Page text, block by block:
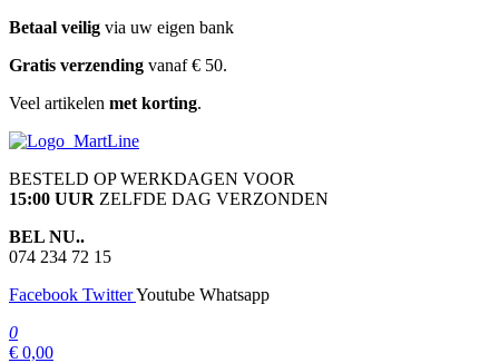
Ga
de
Betaal veilig via uw eigen bank
Gratis verzending vanaf € 50.
Veel artikelen met korting.
martline.nl
BESTELD OP WERKDAGEN VOOR
15:00 UUR ZELFDE DAG VERZONDEN
BEL NU..
074 234 72 15
Facebook TwitterYoutube Whatsapp
0
€ 0,00